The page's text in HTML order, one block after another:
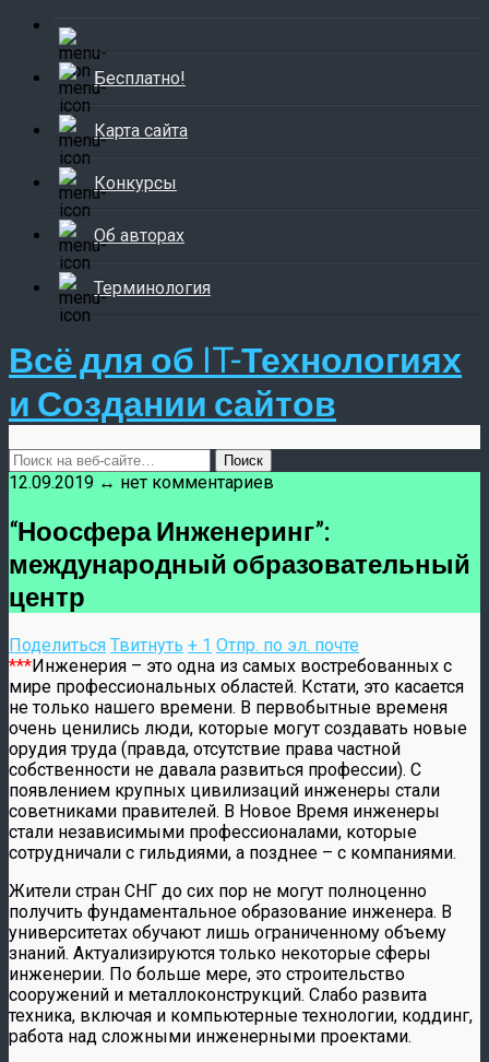
Бесплатно!
Карта сайта
Конкурсы
Об авторах
Терминология
Всё для об IT-Технологиях
и Создании сайтов
12.09.2019 ↔ нет комментариев
“Ноосфера Инженеринг”:
международный образовательный
центр
Поделиться Твитнуть + 1 Отпр. по эл. почте
***Инженерия – это одна из самых востребованных с
мире профессиональных областей. Кстати, это касается
не только нашего времени. В первобытные временя
очень ценились люди, которые могут создавать новые
орудия труда (правда, отсутствие права частной
собственности не давала развиться профессии). С
появлением крупных цивилизаций инженеры стали
советниками правителей. В Новое Время инженеры
стали независимыми профессионалами, которые
сотрудничали с гильдиями, а позднее – с компаниями.
Жители стран СНГ до сих пор не могут полноценно
получить фундаментальное образование инженера. В
университетах обучают лишь ограниченному объему
знаний. Актуализируются только некоторые сферы
инженерии. По больше мере, это строительство
сооружений и металлоконструкций. Слабо развита
техника, включая и компьютерные технологии, коддинг,
работа над сложными инженерными проектами.